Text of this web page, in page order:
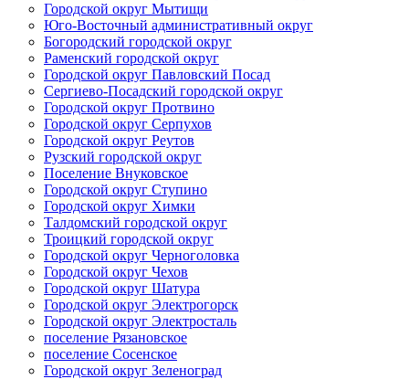
Городской округ Мытищи
Юго-Восточный административный округ
Богородский городской округ
Раменский городской округ
Городской округ Павловский Посад
Сергиево-Посадский городской округ
Городской округ Протвино
Городской округ Серпухов
Городской округ Реутов
Рузский городской округ
Поселение Внуковское
Городской округ Ступино
Городской округ Химки
Талдомский городской округ
Троицкий городской округ
Городской округ Черноголовка
Городской округ Чехов
Городской округ Шатура
Городской округ Электрогорск
Городской округ Электросталь
поселение Рязановское
поселение Сосенское
Городской округ Зеленоград